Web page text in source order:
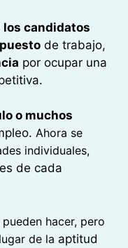
los candidatos
de trabajo,
por ocupar una
o muchos
Ahora se
individuales,
de cada
hacer, pero
de la aptitud